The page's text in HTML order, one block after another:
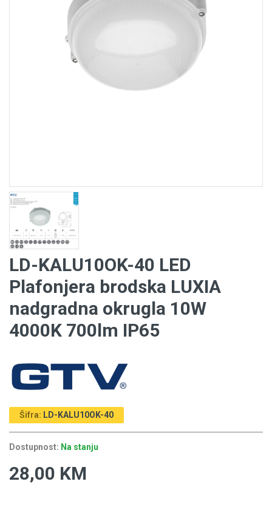
LD-KALU10OK-40 LED
Plafonjera brodska LUXIA
nadgradna okrugla 10W
4000K 700lm IP65
Šifra: LD-KALU10OK-40
Dostupnost: Na stanju
28,00 KM